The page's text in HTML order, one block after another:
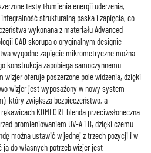
testy tłumienia energii uderzenia,
strukturalną paska i zapięcia, co
wykonana z materiału Advanced
CAD skorupa o oryginalnym designie
wygodne zapięcie mikrometryczne można
konstrukcja zapobiega samoczynnemu
wizjer oferuje poszerzone pole widzenia, dzięki
wizjer jest wyposażony w nowy system
który zwiększa bezpieczeństwo, a
KOMFORT blenda przeciwsłoneczna
promieniowaniem UV-A i B, dzięki czemu
można ustawić w jednej z trzech pozycji i w
do własnych potrzeb wizjer jest